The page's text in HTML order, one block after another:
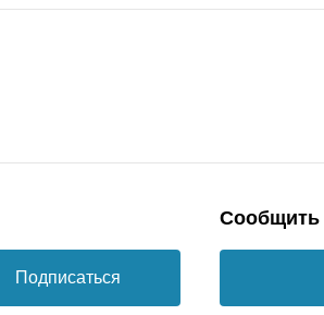
Подписаться
Сообщить